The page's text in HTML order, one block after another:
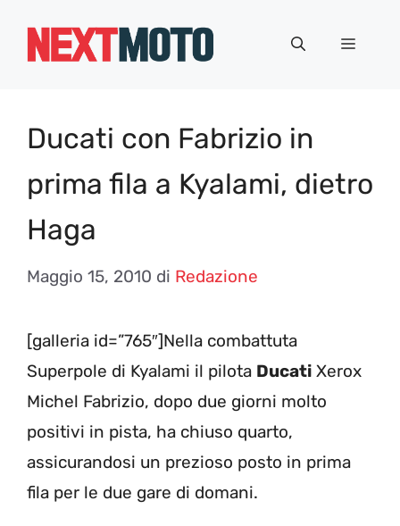
Menu
Ducati con Fabrizio in
prima fila a Kyalami, dietro
Haga
Maggio 15, 2010 di Redazione
[galleria id=”765″]Nella combattuta
Superpole di Kyalami il pilota Ducati Xerox
Michel Fabrizio, dopo due giorni molto
positivi in pista, ha chiuso quarto,
assicurandosi un prezioso posto in prima
fila per le due gare di domani.